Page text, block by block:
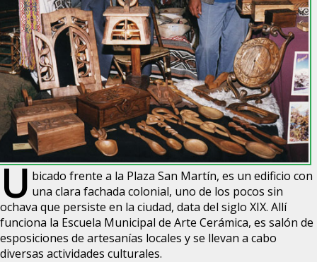
U bicado frente a la Plaza San Martín, es un edificio con
una clara fachada colonial, uno de los pocos sin
ochava que persiste en la ciudad, data del siglo XIX. Allí
funciona la Escuela Municipal de Arte Cerámica, es salón de
esposiciones de artesanías locales y se llevan a cabo
diversas actividades culturales.